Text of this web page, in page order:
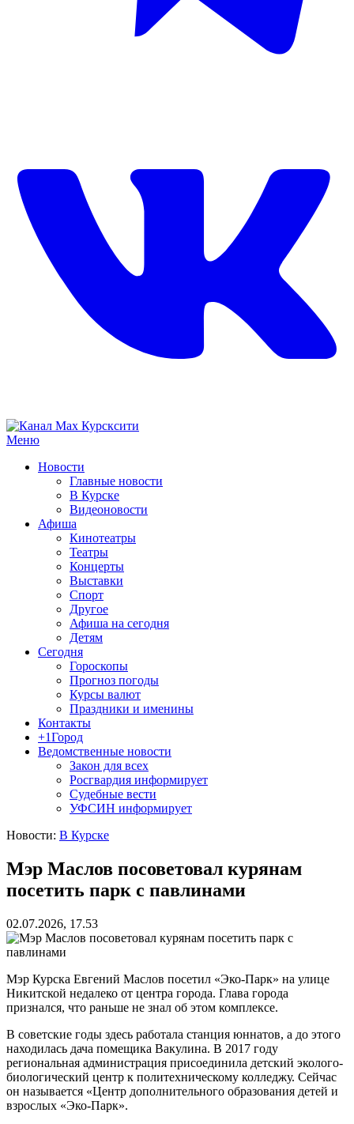
Меню
Новости
Главные новости
В Курске
Видеоновости
Афиша
Кинотеатры
Театры
Концерты
Выставки
Спорт
Другое
Афиша на сегодня
Детям
Сегодня
Гороскопы
Прогноз погоды
Курсы валют
Праздники и именины
Контакты
+1Город
Ведомственные новости
Закон для всех
Росгвардия информирует
Судебные вести
УФСИН информирует
Новости: В Курске
Мэр Маслов посоветовал курянам
посетить парк с павлинами
02.07.2026, 17.53
Мэр Курска Евгений Маслов посетил «Эко-Парк» на улице
Никитской недалеко от центра города. Глава города
признался, что раньше не знал об этом комплексе.
В советские годы здесь работала станция юннатов, а до этого
находилась дача помещика Вакулина. В 2017 году
региональная администрация присоединила детский эколого-
биологический центр к политехническому колледжу. Сейчас
он называется «Центр дополнительного образования детей и
взрослых «Эко-Парк».